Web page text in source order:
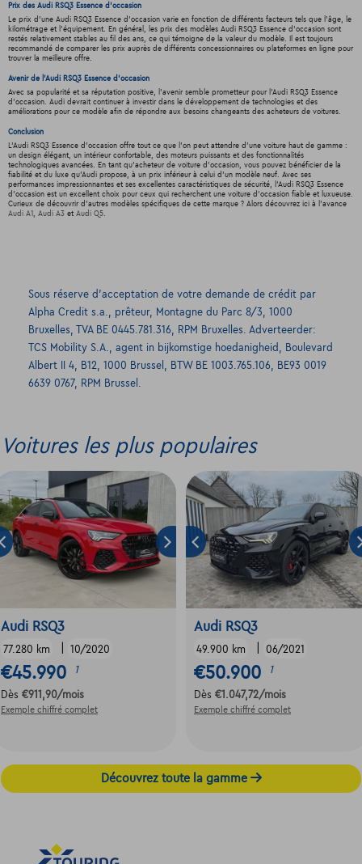
Prix des Audi RSQ3 Essence d'occasion
Le prix d'une Audi RSQ3 Essence d'occasion varie en fonction de différents facteurs tels que l'âge, le
kilométrage et l'équipement. En général, les prix des modèles Audi RSQ3 Essence d'occasion sont
restés relativement stables au fil des ans, ce qui témoigne de la valeur du modèle. Il est toujours
recommandé de comparer les prix auprès de différents concessionnaires ou plateformes en ligne pour
trouver la meilleure offre.
Avenir de l'Audi RSQ3 Essence d'occasion
Avec sa popularité et sa réputation positive, l'avenir semble prometteur pour l'Audi RSQ3 Essence
d'occasion. Audi devrait continuer à investir dans le développement de technologies et des
améliorations pour ce modèle afin de répondre aux besoins changeants des acheteurs de voitures.
Conclusion
L'Audi RSQ3 Essence d'occasion offre tout ce que l'on peut attendre d'une voiture haut de gamme :
un design élégant, un intérieur confortable, des moteurs puissants et des fonctionnalités
technologiques avancées. En tant qu'acheteur de voiture d'occasion, vous pouvez bénéficier de la
fiabilité et du luxe qu'Audi propose, à un prix inférieur à celui d'un modèle neuf. Avec ses
performances impressionnantes et ses excellentes caractéristiques de sécurité, l'Audi RSQ3 Essence
d'occasion est un excellent choix pour ceux qui recherchent une voiture d'occasion fiable et luxueuse.
Curieux de découvrir d'autres modèles spécifiques de cette marque ? Alors découvrez ici à l'avance
Audi A1 , Audi A3et Audi Q5.
Sous réserve d’acceptation de votre demande de crédit par
Alpha Credit s.a., prêteur, Montagne du Parc 8/3, 1000
Bruxelles, TVA BE 0445.781.316, RPM Bruxelles. Adverteerder:
TCS Mobility S.A., agent in bijkomstige hoedanigheid, Boulevard
Albert II 4, B12, 1000 Brussel, BTW BE 1003.765.106, BE93 0019
6639 0767, RPM Brussel.
Voitures les plus populaires
Audi RSQ3
77.280 km 10/2020
€45.990 1
Dès €911,90/mois
Exemple chiffré complet
Audi RSQ3
49.900 km 06/2021
€50.900 1
Dès €1.047,72/mois
Exemple chiffré complet
Découvrez toute la gamme